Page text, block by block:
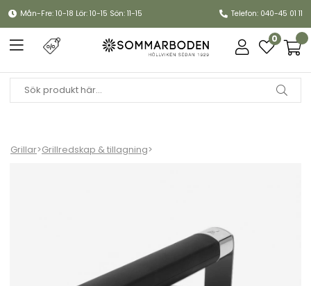
Mån-Fre: 10-18 Lör: 10-15 Sön: 11-15 Telefon: 040-45 01 11
0
Grillar>Grillredskap & tillagning>